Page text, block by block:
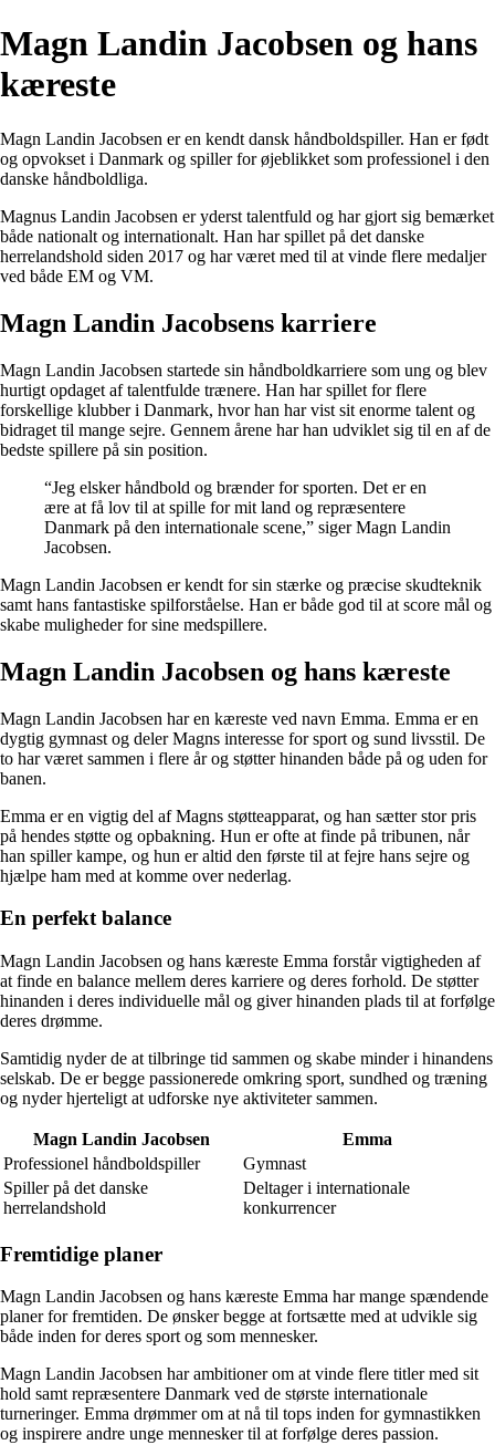
Magn Landin Jacobsen og hans
kæreste
Magn Landin Jacobsen er en kendt dansk håndboldspiller. Han er født
og opvokset i Danmark og spiller for øjeblikket som professionel i den
danske håndboldliga.
Magnus Landin Jacobsen er yderst talentfuld og har gjort sig bemærket
både nationalt og internationalt. Han har spillet på det danske
herrelandshold siden 2017 og har været med til at vinde flere medaljer
ved både EM og VM.
Magn Landin Jacobsens karriere
Magn Landin Jacobsen startede sin håndboldkarriere som ung og blev
hurtigt opdaget af talentfulde trænere. Han har spillet for flere
forskellige klubber i Danmark, hvor han har vist sit enorme talent og
bidraget til mange sejre. Gennem årene har han udviklet sig til en af de
bedste spillere på sin position.
“Jeg elsker håndbold og brænder for sporten. Det er en
ære at få lov til at spille for mit land og repræsentere
Danmark på den internationale scene,” siger Magn Landin
Jacobsen.
Magn Landin Jacobsen er kendt for sin stærke og præcise skudteknik
samt hans fantastiske spilforståelse. Han er både god til at score mål og
skabe muligheder for sine medspillere.
Magn Landin Jacobsen og hans kæreste
Magn Landin Jacobsen har en kæreste ved navn Emma. Emma er en
dygtig gymnast og deler Magns interesse for sport og sund livsstil. De
to har været sammen i flere år og støtter hinanden både på og uden for
banen.
Emma er en vigtig del af Magns støtteapparat, og han sætter stor pris
på hendes støtte og opbakning. Hun er ofte at finde på tribunen, når
han spiller kampe, og hun er altid den første til at fejre hans sejre og
hjælpe ham med at komme over nederlag.
En perfekt balance
Magn Landin Jacobsen og hans kæreste Emma forstår vigtigheden af
at finde en balance mellem deres karriere og deres forhold. De støtter
hinanden i deres individuelle mål og giver hinanden plads til at forfølge
deres drømme.
Samtidig nyder de at tilbringe tid sammen og skabe minder i hinandens
selskab. De er begge passionerede omkring sport, sundhed og træning
og nyder hjerteligt at udforske nye aktiviteter sammen.
Magn Landin Jacobsen
Emma
Professionel håndboldspiller
Gymnast
Spiller på det danske
herrelandshold
Deltager i internationale
konkurrencer
Fremtidige planer
Magn Landin Jacobsen og hans kæreste Emma har mange spændende
planer for fremtiden. De ønsker begge at fortsætte med at udvikle sig
både inden for deres sport og som mennesker.
Magn Landin Jacobsen har ambitioner om at vinde flere titler med sit
hold samt repræsentere Danmark ved de største internationale
turneringer. Emma drømmer om at nå til tops inden for gymnastikken
og inspirere andre unge mennesker til at forfølge deres passion.